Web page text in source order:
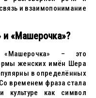
и взаимопонимание
и «Машерочка»?
«Машерочка» – это
женских имён Шера
в определённых
временем фраза стала
культуре как символ